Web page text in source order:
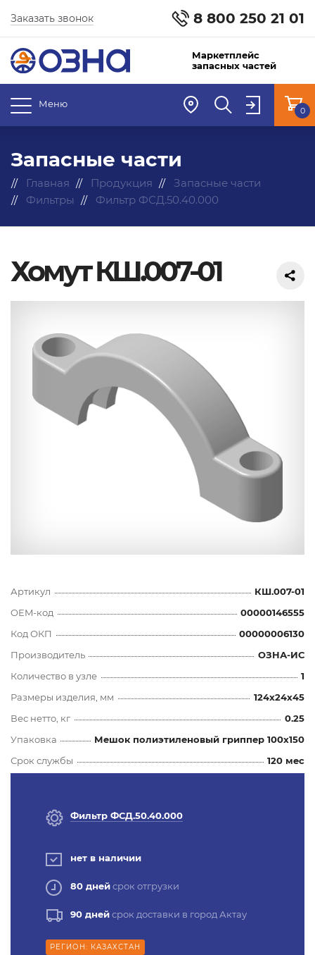
8 800 250 21 01
Заказать звонок
Маркетплейс
запасных частей
Меню
0
Запасные части
Главная Продукция
Запасные части
Фильтры
Фильтр ФСД.50.40.000
Хомут КШ.007-01
Артикул
КШ.007-01
OEM-код
00000146555
Код ОКП
00000006130
Производитель
ОЗНА-ИС
Количество в узле
1
Размеры изделия, мм
124x24x45
Вес нетто, кг
0.25
Упаковка
Мешок полиэтиленовый гриппер 100х150
Срок службы
120 мес
Фильтр ФСД.50.40.000
нет в наличии
80 днейсрок отгрузки
90 днейсрок доставки в город Актау
РЕГИОН: КАЗАХСТАН